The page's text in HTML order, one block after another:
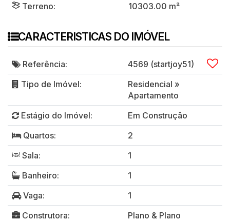
Terreno:
10303.00 m²
CARACTERISTICAS DO IMÓVEL
Referência: 4569 (startjoy51)
Tipo de Imóvel:
Residencial »
Apartamento
Estágio do Imóvel:
Em Construção
Quartos:
2
Sala:
1
Banheiro:
1
Vaga:
1
Construtora:
Plano & Plano